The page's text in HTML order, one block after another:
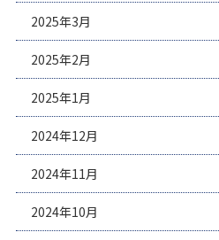
2025年3月
2025年2月
2025年1月
2024年12月
2024年11月
2024年10月